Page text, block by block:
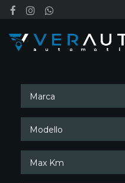
Cerca
Marca
Modello
Max Km